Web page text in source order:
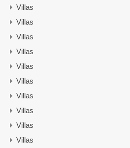
Villas
Villas
Villas
Villas
Villas
Villas
Villas
Villas
Villas
Villas